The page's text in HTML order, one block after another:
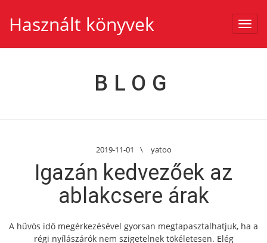
Használt könyvek
BLOG
2019-11-01 \ yatoo
Igazán kedvezőek az
ablakcsere árak
A hűvös idő megérkezésével gyorsan megtapasztalhatjuk, ha a
régi nyílászárók nem szigetelnek tökéletesen. Elég